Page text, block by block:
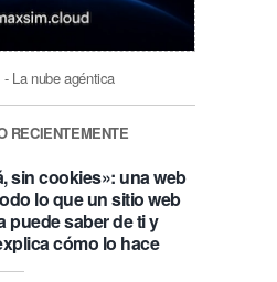
- La nube agéntica
RECIENTEMENTE
sin cookies»: una web
lo que un sitio web
puede saber de ti y
cómo lo hace